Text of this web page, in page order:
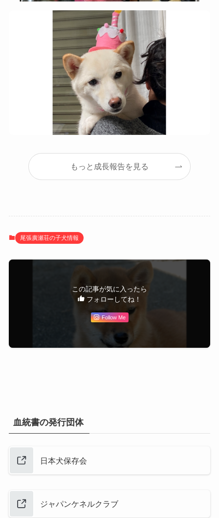
もっと成長報告を見る
尾張廣瀬荘の子犬情報
この記事が気に入ったら
フォローしてね！
Follow Me
血統書の発行団体
日本犬保存会
ジャパンケネルクラブ